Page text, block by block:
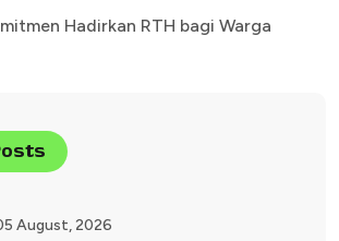
Hadirkan RTH bagi Warga
August, 2026